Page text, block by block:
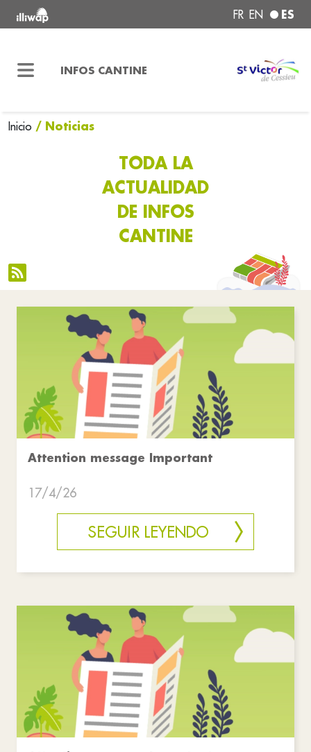
FR EN ES
INFOS CANTINE
Inicio / Noticias
TODA LA
ACTUALIDAD
DE INFOS
CANTINE
Attention message Important
17/4/26
SEGUIR LEYENDO